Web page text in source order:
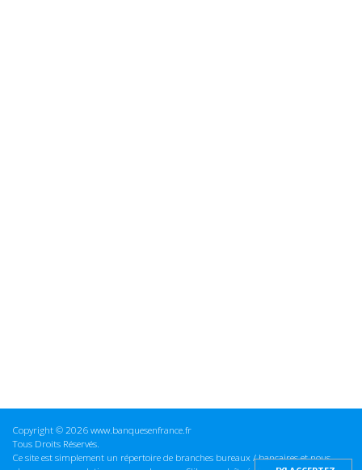
Copyright © 2026 www.banquesenfrance.fr
Tous Droits Réservés.
Ce site est simplement un répertoire de branches bureaux / bancaires et nous